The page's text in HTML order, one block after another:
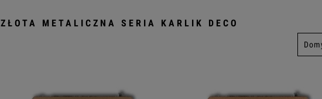
ZŁOTA METALICZNA SERIA KARLIK DECO